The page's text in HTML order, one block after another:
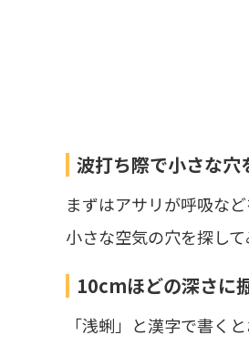
波打ち際で小さな穴
まずはアサリが呼吸な
小さな空気の穴を探して
10cmほどの深さに
「浅蜊」と漢字で書く